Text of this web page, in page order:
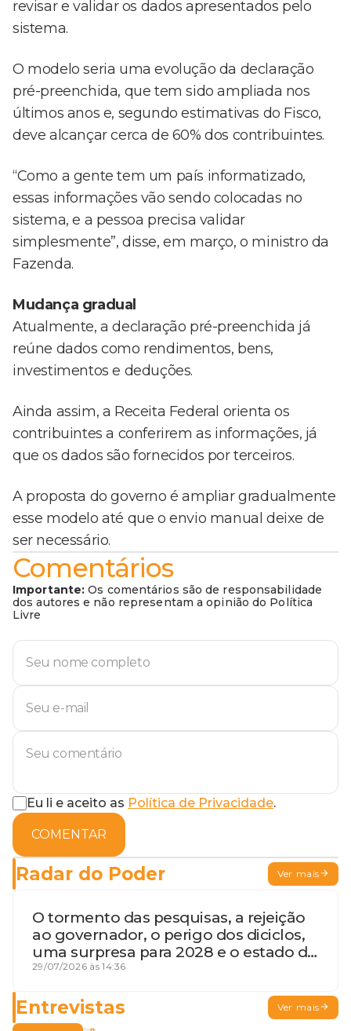
revisar e validar os dados apresentados pelo
sistema.
O modelo seria uma evolução da declaração
pré-preenchida, que tem sido ampliada nos
últimos anos e, segundo estimativas do Fisco,
deve alcançar cerca de 60% dos contribuintes.
“Como a gente tem um país informatizado,
essas informações vão sendo colocadas no
sistema, e a pessoa precisa validar
simplesmente”, disse, em março, o ministro da
Fazenda.
Mudança gradual
Atualmente, a declaração pré-preenchida já
reúne dados como rendimentos, bens,
investimentos e deduções.
Ainda assim, a Receita Federal orienta os
contribuintes a conferirem as informações, já
que os dados são fornecidos por terceiros.
A proposta do governo é ampliar gradualmente
esse modelo até que o envio manual deixe de
ser necessário.
Comentários
Importante: Os comentários são de responsabilidade
dos autores e não representam a opinião do Política
Livre
Eu li e aceito as Política de Privacidade.
COMENTAR
Radar do Poder Ver mais
O tormento das pesquisas, a rejeição
ao governador, o perigo dos diciclos,
uma surpresa para 2028 e o estado de
terceira guerra mundial
29/07/2026 às 14:36
Entrevistas Ver mais